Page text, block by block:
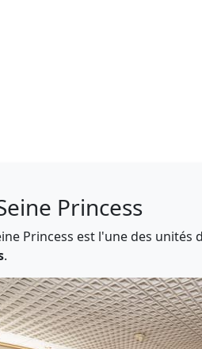
Princess
Princess est l'une des
.